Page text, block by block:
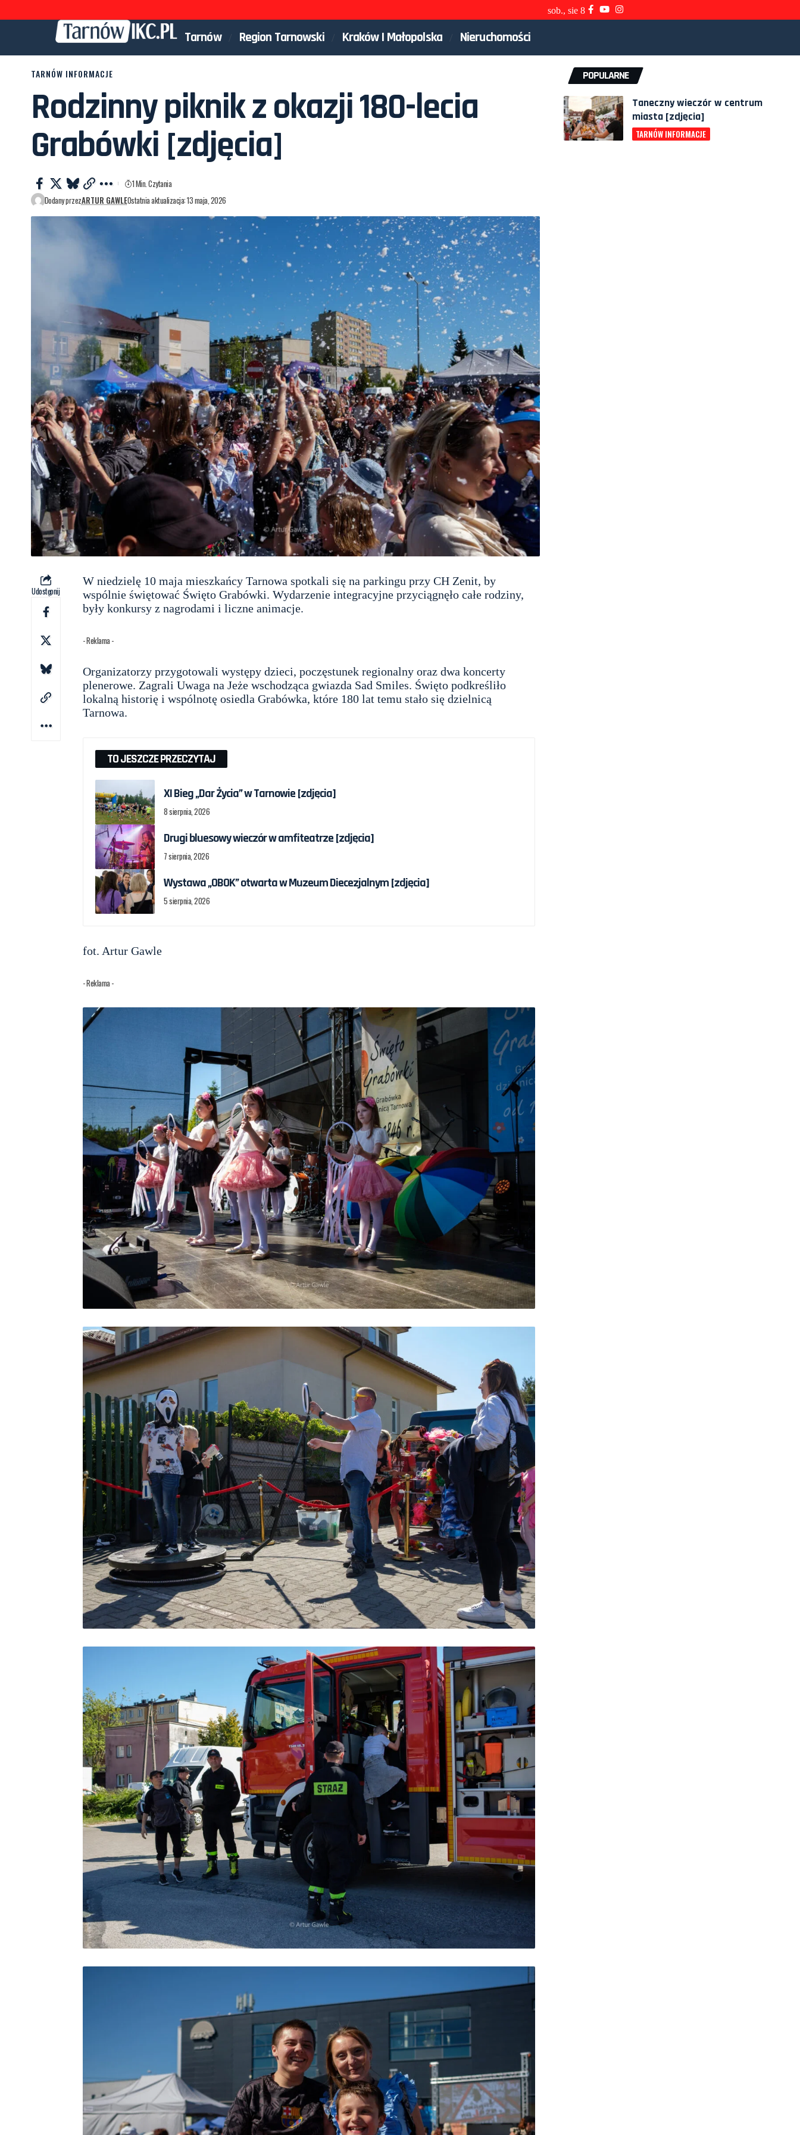
sob., sie 8
Tarnów Region Tarnowski Kraków I Małopolska Nieruchomości
TARNÓW INFORMACJE
Rodzinny piknik z okazji 180-lecia
Grabówki [zdjęcia]
Dodany przezARTUR GAWLEOstatnia aktualizacja: 13 maja, 2026
1 Min. Czytania
Udostępnij
W niedzielę 10 maja mieszkańcy Tarnowa spotkali się na parkingu przy CH Zenit, by
wspólnie świętować Święto Grabówki. Wydarzenie integracyjne przyciągnęło całe rodziny,
były konkursy z nagrodami i liczne animacje.
- Reklama -
Organizatorzy przygotowali występy dzieci, poczęstunek regionalny oraz dwa koncerty
plenerowe. Zagrali Uwaga na Jeże wschodząca gwiazda Sad Smiles. Święto podkreśliło
lokalną historię i wspólnotę osiedla Grabówka, które 180 lat temu stało się dzielnicą
Tarnowa.
TO JESZCZE PRZECZYTAJ
XI Bieg „Dar Życia” w Tarnowie [zdjęcia]
8 sierpnia, 2026
Drugi bluesowy wieczór w amfiteatrze [zdjęcia]
7 sierpnia, 2026
Wystawa „OBOK” otwarta w Muzeum Diecezjalnym [zdjęcia]
5 sierpnia, 2026
fot. Artur Gawle
- Reklama -
POPULARNE
Taneczny wieczór w centrum
miasta [zdjęcia]
TARNÓW INFORMACJE